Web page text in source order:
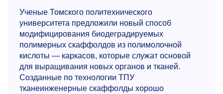
Ученые Томского политехнического
университета предложили новый способ
модифицирования биодеградируемых
полимерных скаффолдов из полимолочной
кислоты — каркасов, которые служат основой
для выращивания новых органов и тканей.
Созданные по технологии ТПУ
тканеинженерные скаффолды хорошо